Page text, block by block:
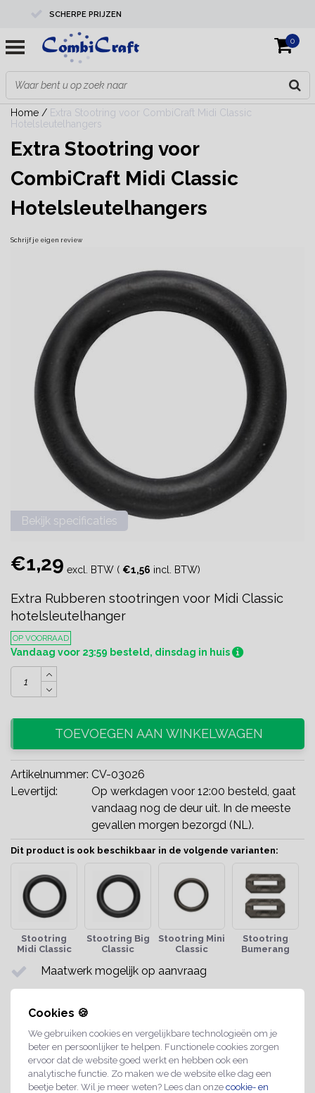
Cookies 🍪
We gebruiken cookies en vergelijkbare technologieën om je
beter en persoonlijker te helpen. Functionele cookies zorgen
ervoor dat de website goed werkt en hebben ook een
analytische functie. Zo maken we de website elke dag een
beetje beter. Wil je meer weten? Lees dan onze cookie- en
SCHERPE PRIJZEN
PROFESSIONELE KWALITEIT
EXPERTS IN MAATWERK
0
Home / Extra Stootring voor CombiCraft Midi Classic
Hotelsleutelhangers
Extra Stootring voor
CombiCraft Midi Classic
Hotelsleutelhangers
Schrijf je eigen review
Bekijk specificaties
€1,29 excl. BTW ( €1,56 incl. BTW)
Extra Rubberen stootringen voor Midi Classic
hotelsleutelhanger
OP VOORRAAD
Vandaag voor 23:59 besteld, dinsdag in huis
TOEVOEGEN AAN WINKELWAGEN
Artikelnummer: CV-03026
Levertijd:
Op werkdagen voor 12:00 besteld, gaat
vandaag nog de deur uit. In de meeste
gevallen morgen bezorgd (NL).
Dit product is ook beschikbaar in de volgende varianten:
Stootring
Midi Classic
Stootring Big
Classic
Stootring Mini
Classic
Stootring
Bumerang
Maatwerk mogelijk op aanvraag
Share with Whatsapp